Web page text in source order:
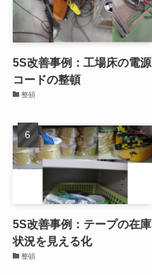
5S改善事例：工場床の電源
コードの整頓
整頓
5S改善事例：テープの在庫
状況を見える化
整頓